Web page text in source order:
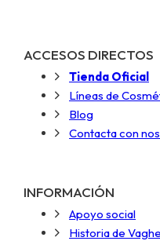
ACCESOS DIRECTOS
Tienda Oficial
Líneas de
Blog
Contacta con
INFORMACIÓN
Apoyo social
Historia de